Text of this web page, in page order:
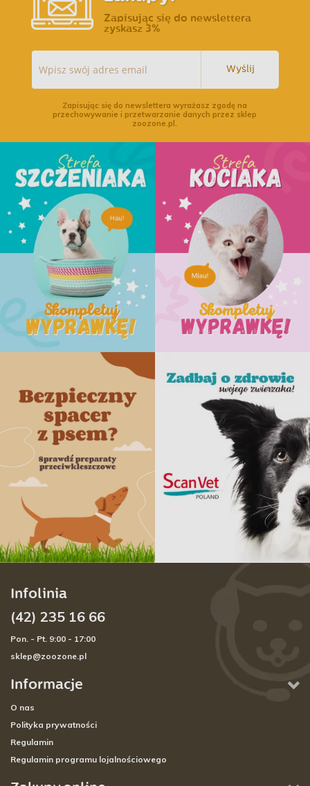
Zapisując się do newslettera
zyskasz 3%
Wyślij
Zapisując się do newslettera wyrażasz zgodę na
przechowywanie i przetwarzanie danych przez sklep
zoozone.pl.
Informacje
O nas
Polityka prywatności
Regulamin
Regulamin programu lojalnościowego
Infolinia
(42) 235 16 66
Pon. - Pt. 9:00 - 17:00
sklep@zoozone.pl